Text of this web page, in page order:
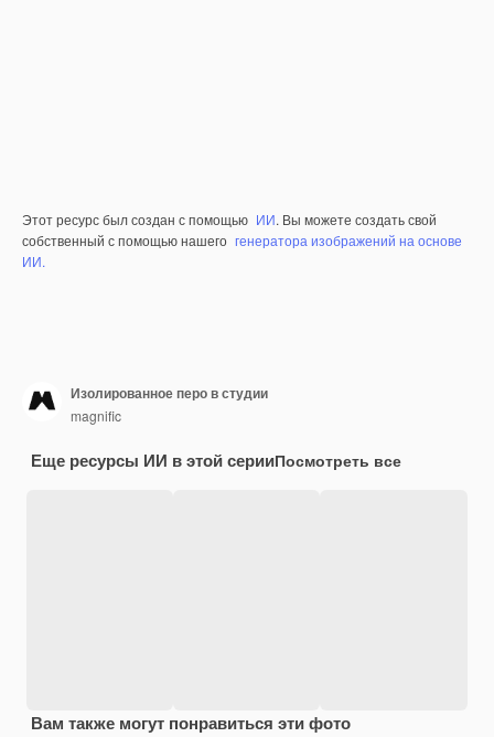
Этот ресурс был создан с помощью ИИ. Вы можете создать свой
собственный с помощью нашего генератора изображений на основе
ИИ.
Изолированное перо в студии
magnific
Еще ресурсы ИИ в этой серииПосмотреть все
Вам также могут понравиться эти фото